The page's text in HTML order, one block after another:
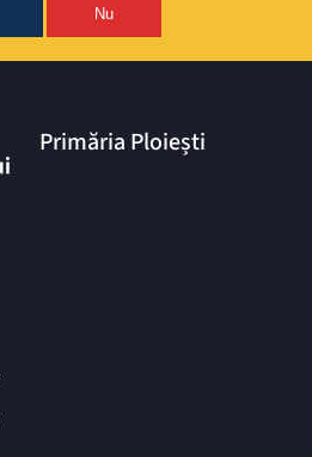
Nu
Primăria Ploiești